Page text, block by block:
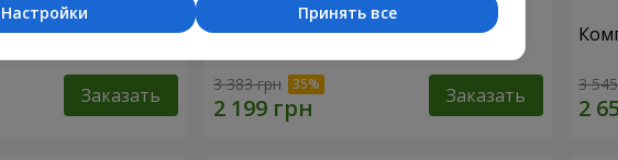
Заказать
19 красных роз с Мишкой
3 383 грн Заказать 3
Принять все
Настройки